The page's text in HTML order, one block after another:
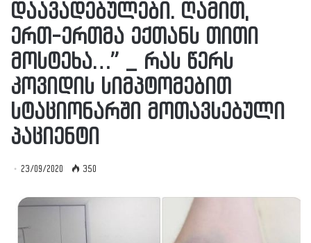
დაავადებულები. ღამით,
ერთ-ერთმა ექთანს თითი
მოსტეხა…” _ რას წერს
კოვიდის სიმპტომებით
სტაციონარში მოთავსებული
პაციენტი
23/09/2020 350